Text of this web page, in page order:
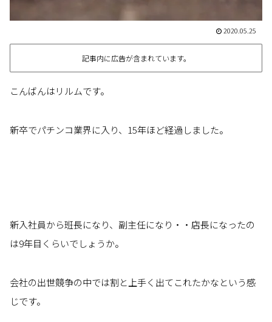
2020.05.25
記事内に広告が含まれています。
こんばんはリルムです。
新卒でパチンコ業界に入り、15年ほど経過しました。
新入社員から班長になり、副主任になり・・店長になったの
は9年目くらいでしょうか。
会社の出世競争の中では割と上手く出てこれたかなという感
じです。